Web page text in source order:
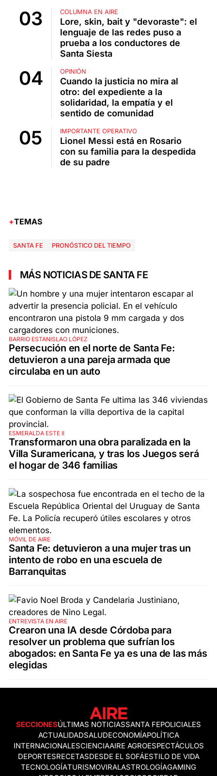
COLUMNA EN AIRE
Lore, skin, bait y "devoraste": el
lenguaje de las redes puso a
prueba a los conductores de
Santa Siesta
OPINIÓN
Cuando la justicia no mira al
otro: del expediente a la
solidaridad, la empatía y el
sentido de comunidad
IMPORTANTE OPERATIVO
Lionel Messi está en Rosario
con su familia para la despedida
de su padre
TEMAS
SANTA FE PRONÓSTICO DEL TIEMPO
MÁS NOTICIAS DE SANTA FE
BARRIO ESTANISLAO LÓPEZ
Persecución en el norte de Santa Fe:
detuvieron a una pareja armada que
circulaba en un auto
ESMERALDA ESTE II
Transformaron una obra paralizada en la
Villa Suramericana, y tras los Juegos será
el hogar de 346 familias
MÓVIL DE AIRE
Santa Fe: detuvieron a una mujer tras un
intento de robo en una escuela de
Barranquitas
ENTREVISTA EN AIRE
Crearon una IA desde Córdoba para
resolver un problema que sufrían los
abogados: en Santa Fe ya es una de las más
elegidas
SECCIONESÚLTIMAS NOTICIASSANTA FEPOLICIALES
ACTUALIDADSALUDECONOMÍAPOLÍTICA
INTERNACIONALESCIENCIAAIRE AGROESPECTÁCULOS
DEPORTESRECETASDESDE EL SOFÁESTILO DE VIDA
TECNOLOGÍATURISMOVIRALASTROLOGÍAGAMING